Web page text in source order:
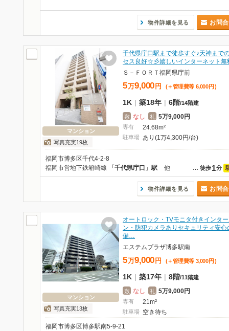
物件詳細を見る お問
マンション
写真充実19枚
千代県庁口駅まで徒歩すぐ♪天神まで
セス良好☆彡嬉しいインターネット
Ｓ－ＦＯＲＴ福岡県庁前
5万9,000 円 (＋管理費等 6,000 円 )
1K | 築18年 | 6階/14階建
敷 なし 礼 5万9,000円
専有 24.68m²
駐車場 あり(1万4,300円/台)
福岡市博多区千代4-2-8
… 徒歩1分
福岡市営地下鉄箱崎線 「千代県庁口」駅 他
物件詳細を見る お問
マンション
写真充実13枚
オートロック・TVモニタ付きインタ
ン・防犯カメラありセキュリティ安心
備…
エステムプラザ博多駅南
5万9,000 円 (＋管理費等 3,000 円 )
1K | 築17年 | 8階/11階建
敷 なし 礼 5万9,000円
専有 21m²
駐車場 空き待ち
福岡市博多区博多駅南5-9-21